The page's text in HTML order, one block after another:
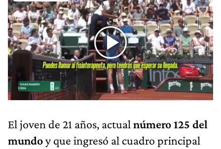
El joven de 21 años, actual número 125 del
mundoy que ingresó al cuadro principal